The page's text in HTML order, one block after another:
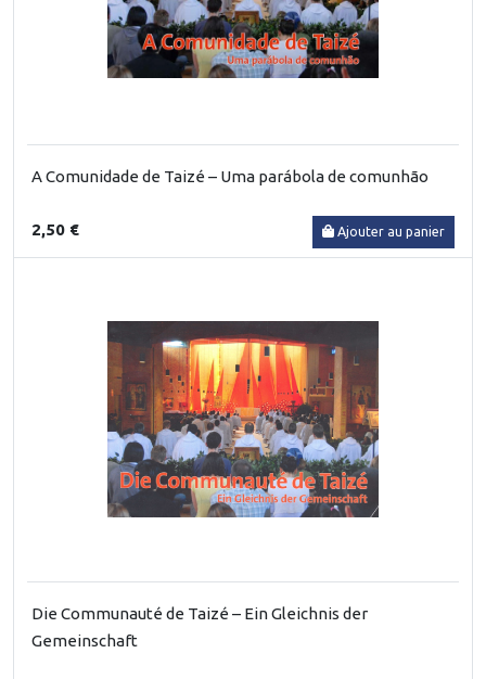
A Comunidade de Taizé – Uma parábola de comunhão
2,50 € Ajouter au panier
Die Communauté de Taizé – Ein Gleichnis der
Gemeinschaft